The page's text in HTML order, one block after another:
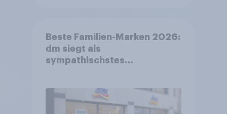
Beste Familien-Marken 2026:
dm siegt als
sympathischstes